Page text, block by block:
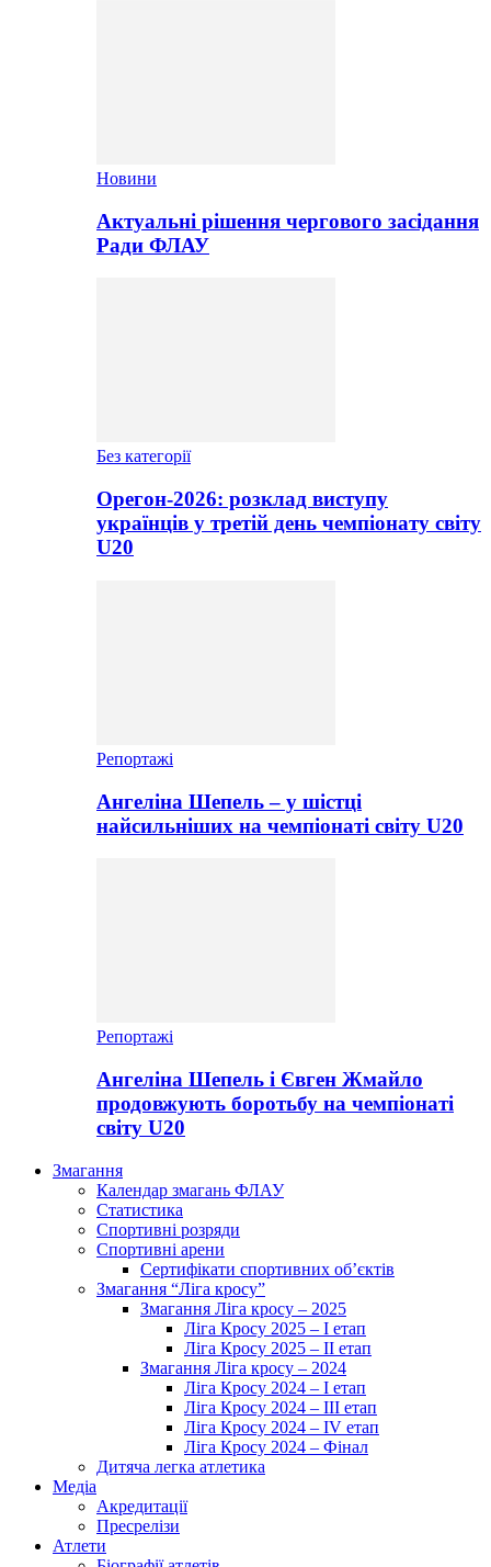
Новини
Актуальні рішення чергового засідання
Ради ФЛАУ
Без категорії
Орегон-2026: розклад виступу
українців у третій день чемпіонату світу
U20
Репортажі
Ангеліна Шепель – у шістці
найсильніших на чемпіонаті світу U20
Репортажі
Ангеліна Шепель і Євген Жмайло
продовжують боротьбу на чемпіонаті
світу U20
Змагання
Календар змагань ФЛАУ
Статистика
Спортивні розряди
Спортивні арени
Сертифікати спортивних об’єктів
Змагання “Ліга кросу”
Змагання Ліга кросу – 2025
Ліга Кросу 2025 – I етап
Ліга Кросу 2025 – II етап
Змагання Ліга кросу – 2024
Ліга Кросу 2024 – I етап
Ліга Кросу 2024 – III етап
Ліга Кросу 2024 – IV етап
Ліга Кросу 2024 – Фінал
Дитяча легка атлетика
Медіа
Акредитації
Пресрелізи
Атлети